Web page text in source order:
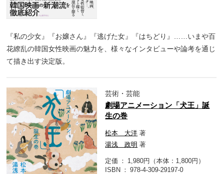
『私の少女』『お嬢さん』『逃げた女』『はちどり』……いまや百
花繚乱の韓国女性映画の魅力を、様々なインタビューや論考を通じ
て描き出す決定版。
芸術・芸能
劇場アニメーション「犬王」誕
生の巻
松本 大洋 著
湯浅 政明 著
定価
1,980円（本体：1,800円）
ISBN
978-4-309-29197-0